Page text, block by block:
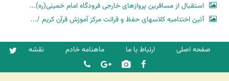
استقبال از مسافرین پروازهای خارجی فرودگاه امام خمینی(ره)...
آئین اختتامیه کلاسهای حفظ و قرائت مرکز آموزش قرآن کریم /...
صفحه اصلی ارتباط با ما ماهنامه خادم نقشه